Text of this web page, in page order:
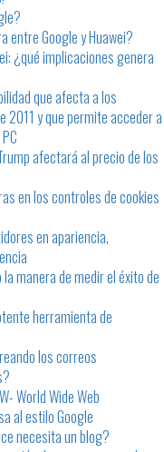
entre Google y Huawei?
¿qué implicaciones genera
que afecta a los
2011 y que permite acceder a
afectará al precio de los
en los controles de cookies
en apariencia,
manera de medir el éxito de
herramienta de
los correos
World Wide Web
al estilo Google
necesita un blog?